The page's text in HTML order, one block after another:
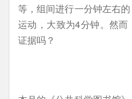
等，组间进行一分钟左右
运动，大致为4分钟。然
证据吗？